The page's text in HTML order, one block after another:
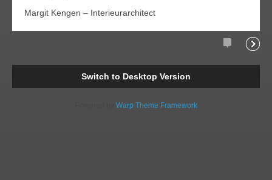
Margit Kengen – Interieurarchitect
Comments
Switch to Desktop Version
Warp Theme Framework